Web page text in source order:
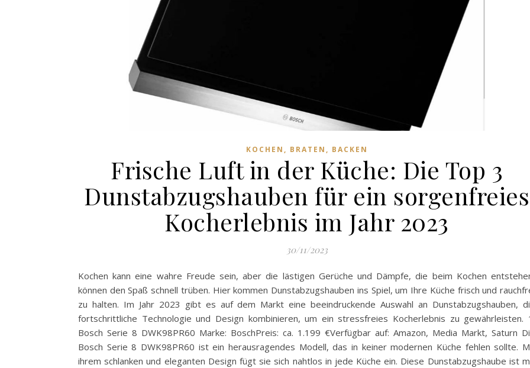
KOCHEN, BRATEN, BACKEN
Frische Luft in der Küche: Die Top 3
Dunstabzugshauben für ein sorgenfreies
Kocherlebnis im Jahr 2023
30/11/2023
Kochen kann eine wahre Freude sein, aber die lästigen Gerüche und Dämpfe, die beim Kochen
können den Spaß schnell trüben. Hier kommen Dunstabzugshauben ins Spiel, um Ihre Küche frisch und
zu halten. Im Jahr 2023 gibt es auf dem Markt eine beeindruckende Auswahl an Dunstabzugshauben,
fortschrittliche Technologie und Design kombinieren, um ein stressfreies Kocherlebnis zu gewährleisten.
Bosch Serie 8 DWK98PR60 Marke: BoschPreis: ca. 1.199 €Verfügbar auf: Amazon, Media Markt, Saturn
Bosch Serie 8 DWK98PR60 ist ein herausragendes Modell, das in keiner modernen Küche fehlen sollte.
ihrem schlanken und eleganten Design fügt sie sich nahtlos in jede Küche ein. Diese Dunstabzugshaube ist